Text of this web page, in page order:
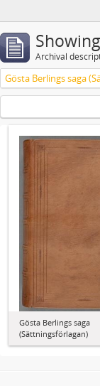
Archival
Gösta Berlings saga
Gösta Berlings saga
(Sättningsförlagan)